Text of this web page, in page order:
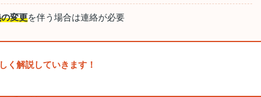
変更を伴う場合は連絡が必要
く解説していきます！